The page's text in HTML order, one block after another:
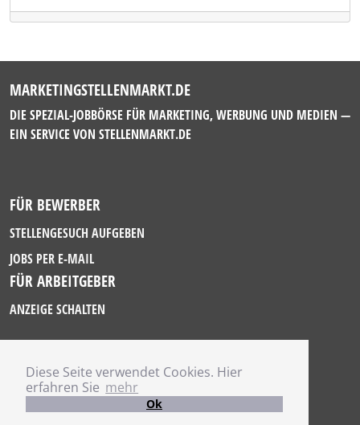
Diese Seite verwendet Cookies. Hier
erfahren Sie mehr
Ok
MARKETINGSTELLENMARKT.DE
DIE SPEZIAL-JOBBÖRSE FÜR MARKETING, WERBUNG UND MEDIEN —
EIN SERVICE VON STELLENMARKT.DE
FÜR BEWERBER
STELLENGESUCH AUFGEBEN
JOBS PER E-MAIL
FÜR ARBEITGEBER
ANZEIGE SCHALTEN
IMPRESSUM
DATENSCHUTZ